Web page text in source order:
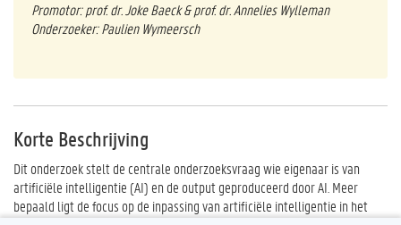
Promotor: prof. dr. Joke Baeck & prof. dr. Annelies Wylleman
Onderzoeker: Paulien Wymeersch
Korte Beschrijving
Dit onderzoek stelt de centrale onderzoeksvraag wie eigenaar is van
artificiële intelligentie (AI) en de output geproduceerd door AI. Meer
bepaald ligt de focus op de inpassing van artificiële intelligentie in het